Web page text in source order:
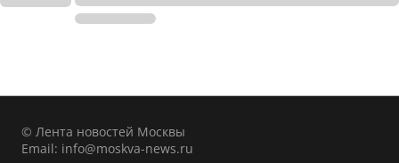
© Лента новостей Москвы
Email: info@moskva-news.ru